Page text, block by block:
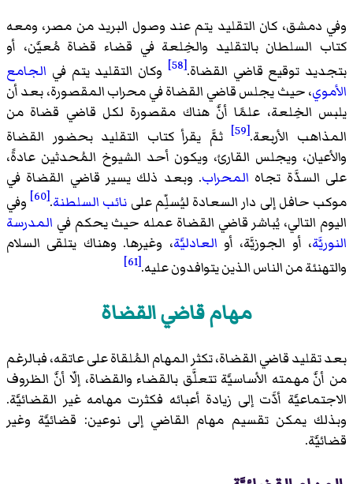
وفي دمشق، كان التقليد يتم عند وصول البريد من مصر، ومعه
كتاب السلطان بالتقليد والخِلعة في قضاء قضاة مُعيَّن، أو
بتجديد توقيع قاضي القضاة.[58] وكان التقليد يتم في الجامع
الأموي، حيث يجلس قاضي القضاة في محراب المقصورة، بعد أن
يلبس الخِلعة، علمًا أنَّ هناك مقصورة لكل قاضي قضاة من
المذاهب الأربعة.[59]
ثمَّ يقرأ كتاب التقليد بحضور القضاة
والأعيان، ويجلس القارئ، ويكون أحد الشيوخ المُحدثين عادةً،
على السدَّة تجاه المحراب. وبعد ذلك يسير قاضي القضاة في
موكب حافل إلى دار السعادة ليُسلِّم على نائب السلطنة.
[60]
وفي
اليوم التالي، يُباشر قاضي القضاة عمله حيث يحكم في المدرسة
النوريَّة، أو الجوزيَّة، أو العادليَّة، وغيرها. وهناك يتلقى السلام
والتهنئة من الناس الذين يتوافدون عليه.[61]
مهام قاضي القضاة
بعد تقليد قاضي القضاة، تكثر المهام المُلقاة على عاتقه، فبالرغم
من أنَّ مهمته الأساسيَّة تتعلَّق بالقضاء والقضاة، إلّا أنَّ الظروف
الاجتماعيَّة أدَّت إلى زيادة أعبائه فكثرت مهامه غير القضائيَّة.
وبذلك يمكن تقسيم مهام القاضي إلى نوعين: قضائيَّة وغير
قضائيَّة.